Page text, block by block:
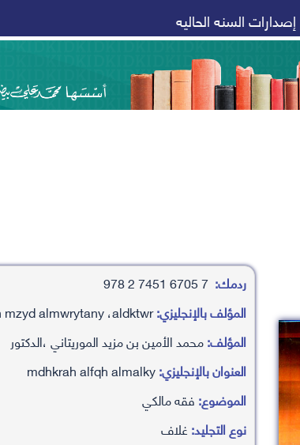
إصدارات السنه الحاليه
ردمك: 7 6705 7451 2 978
المؤلف بالإنجليزي:mhamd al’amyn bn mzyd almwrytany ،aldktwr
المؤلف:محمد الأمين بن مزيد الموريتاني ،الدكتور
العنوان بالإنجليزي:mdhkrah alfqh almalky
الموضوع:فقه مالكي
نوع التجليد:غلاف